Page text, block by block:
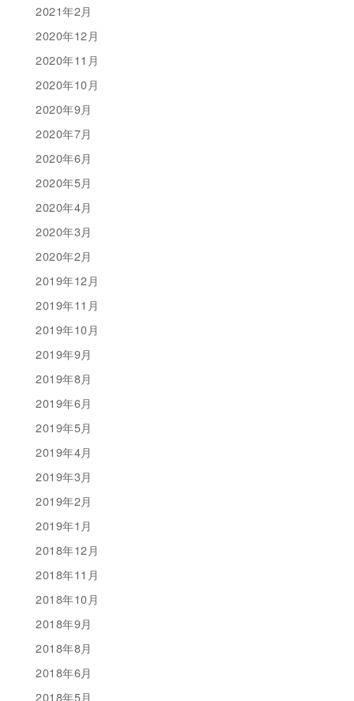
2021年2月
2020年12月
2020年11月
2020年10月
2020年9月
2020年7月
2020年6月
2020年5月
2020年4月
2020年3月
2020年2月
2019年12月
2019年11月
2019年10月
2019年9月
2019年8月
2019年6月
2019年5月
2019年4月
2019年3月
2019年2月
2019年1月
2018年12月
2018年11月
2018年10月
2018年9月
2018年8月
2018年6月
2018年5月